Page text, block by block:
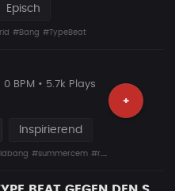
Episch
#Bang #TypeBeat
+
0 BPM • 5.7k Plays
Inspirierend
#summercem #rafcamora